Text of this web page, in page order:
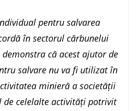
pentru salvarea
în sectorul cărbunelui
că acest ajutor de
salvare nu va fi utilizat în
minieră a societății
de celelalte activități potrivit